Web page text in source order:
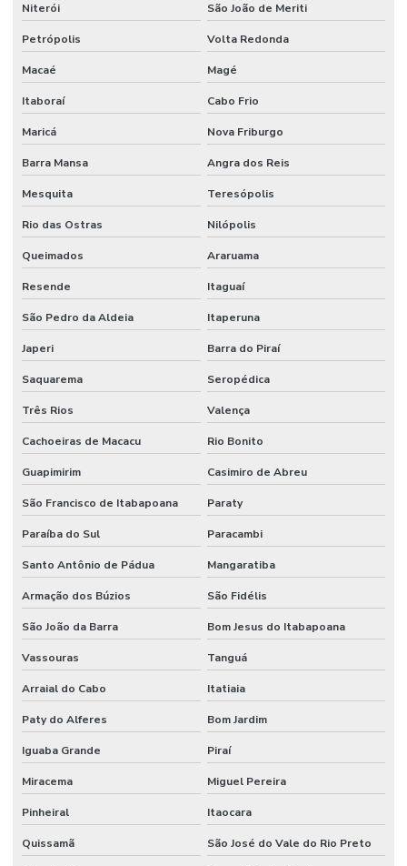
Niterói São João de Meriti
Petrópolis Volta Redonda
Macaé Magé
Itaboraí Cabo Frio
Maricá Nova Friburgo
Barra Mansa Angra dos Reis
Mesquita Teresópolis
Rio das Ostras Nilópolis
Queimados Araruama
Resende Itaguaí
São Pedro da Aldeia Itaperuna
Japeri Barra do Piraí
Saquarema Seropédica
Três Rios Valença
Cachoeiras de Macacu Rio Bonito
Guapimirim Casimiro de Abreu
São Francisco de Itabapoana Paraty
Paraíba do Sul Paracambi
Santo Antônio de Pádua Mangaratiba
Armação dos Búzios São Fidélis
São João da Barra Bom Jesus do Itabapoana
Vassouras Tanguá
Arraial do Cabo Itatiaia
Paty do Alferes Bom Jardim
Iguaba Grande Piraí
Miracema Miguel Pereira
Pinheiral Itaocara
Quissamã São José do Vale do Rio Preto